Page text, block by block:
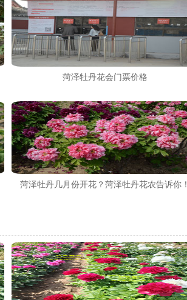
菏泽牡丹花会门票价格
菏泽牡丹几月份开花？菏泽牡丹花农告诉你！